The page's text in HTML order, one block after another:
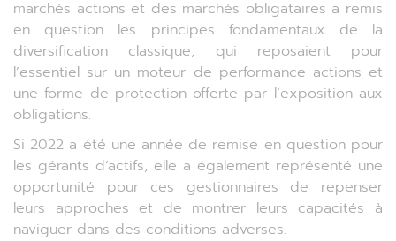
marchés actions et des marchés obligataires a remis
en question les principes fondamentaux de la
diversification classique, qui reposaient pour
l’essentiel sur un moteur de performance actions et
une forme de protection offerte par l’exposition aux
obligations.
Si 2022 a été une année de remise en question pour
les gérants d’actifs, elle a également représenté une
opportunité pour ces gestionnaires de repenser
leurs approches et de montrer leurs capacités à
naviguer dans des conditions adverses.